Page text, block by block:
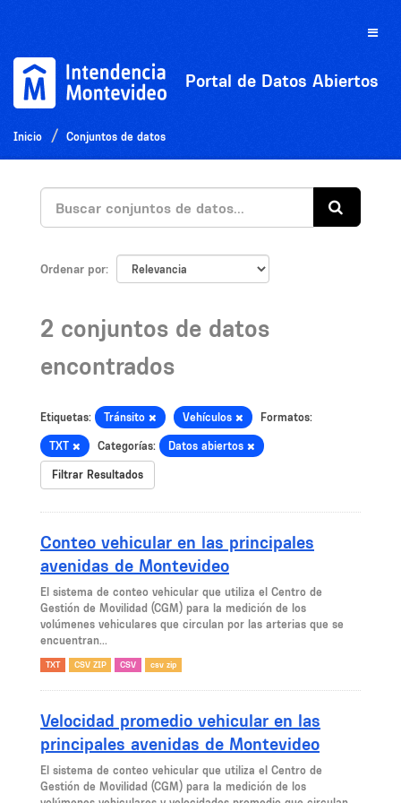
Toggle
Portal de Datos Abiertos
Inicio Conjuntos de datos
Ordenar por
2 conjuntos de datos
encontrados
Etiquetas: Tránsito Vehículos Formatos:
TXT Categorías: Datos abiertos
Filtrar Resultados
Conteo vehicular en las principales
avenidas de Montevideo
El sistema de conteo vehicular que utiliza el Centro de
Gestión de Movilidad (CGM) para la medición de los
volúmenes vehiculares que circulan por las arterias que se
encuentran...
TXT CSV ZIP CSV csv zip
Velocidad promedio vehicular en las
principales avenidas de Montevideo
El sistema de conteo vehicular que utiliza el Centro de
Gestión de Movilidad (CGM) para la medición de los